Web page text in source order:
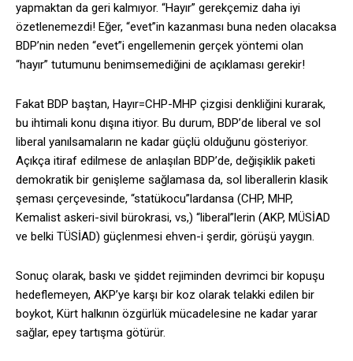
yapmaktan da geri kalmıyor. “Hayır” gerekçemiz daha iyi
özetlenemezdi! Eğer, “evet”in kazanması buna neden olacaksa
BDP’nin neden “evet”i engellemenin gerçek yöntemi olan
“hayır” tutumunu benimsemediğini de açıklaması gerekir!
Fakat BDP baştan, Hayır=CHP-MHP çizgisi denkliğini kurarak,
bu ihtimali konu dışına itiyor. Bu durum, BDP’de liberal ve sol
liberal yanılsamaların ne kadar güçlü olduğunu gösteriyor.
Açıkça itiraf edilmese de anlaşılan BDP’de, değişiklik paketi
demokratik bir genişleme sağlamasa da, sol liberallerin klasik
şeması çerçevesinde, “statükocu”lardansa (CHP, MHP,
Kemalist askeri-sivil bürokrasi, vs,) “liberal”lerin (AKP, MÜSİAD
ve belki TÜSİAD) güçlenmesi ehven-i şerdir, görüşü yaygın.
Sonuç olarak, baskı ve şiddet rejiminden devrimci bir kopuşu
hedeflemeyen, AKP’ye karşı bir koz olarak telakki edilen bir
boykot, Kürt halkının özgürlük mücadelesine ne kadar yarar
sağlar, epey tartışma götürür.